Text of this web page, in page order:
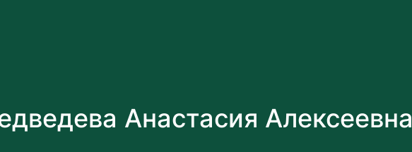
Анастасия Алексеевна